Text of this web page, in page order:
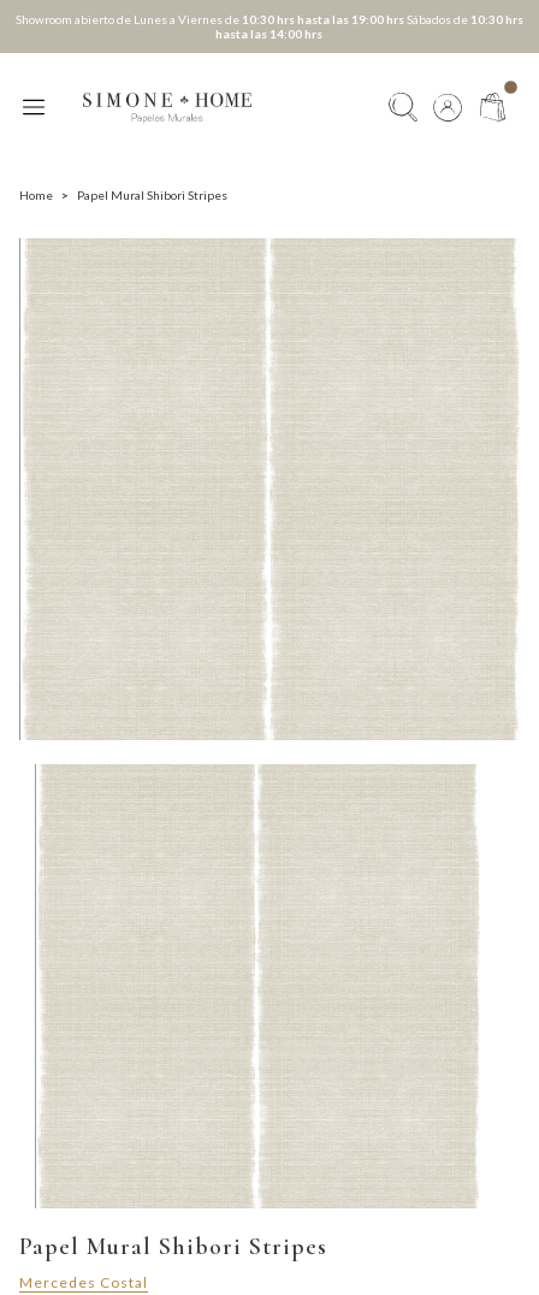
Showroom abierto de Lunes a Viernes de 10:30 hrs hasta las 19:00 hrsSábados de 10:30 hrs
hasta las 14:00 hrs
Home > Papel Mural Shibori Stripes
Papel Mural Shibori Stripes
Mercedes Costal